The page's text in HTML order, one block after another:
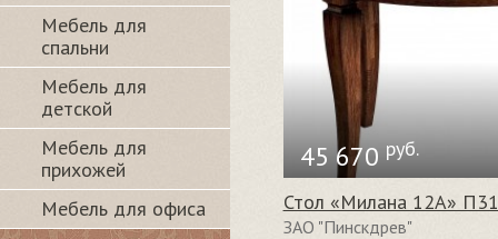
45 670 руб.
Стол «Милана 12А»
ЗАО "Пинскдрев"
Мебель для
спальни
Мебель для
детской
Мебель для
прихожей
Мебель для офиса